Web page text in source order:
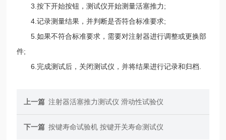
3.按下开始按钮，测试仪开始测量活塞推力;
4.记录测量结果，并判断是否符合标准要求;
5.如果不符合标准要求，需要对注射器进行调整或更换部
件;
6.完成测试后，关闭测试仪，并将结果进行记录和归档.
上一篇 注射器活塞推力测试仪 滑动性试验仪
下一篇 按键寿命试验机 按键开关寿命测试仪